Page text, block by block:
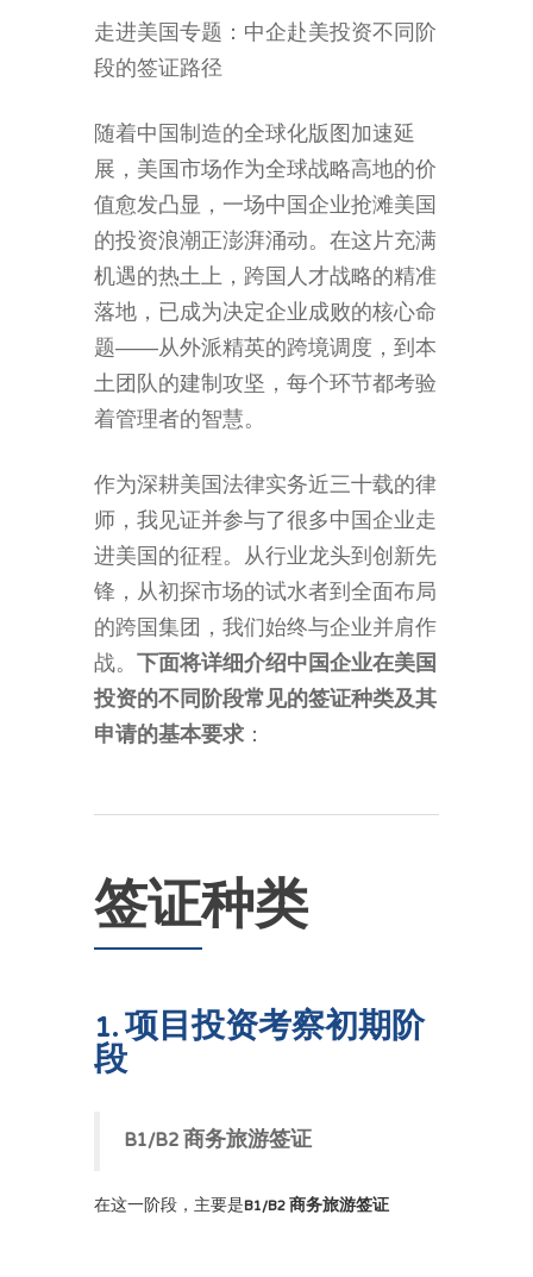
走进美国专题：中企赴美投资不同阶
段的签证路径
随着中国制造的全球化版图加速延
展，美国市场作为全球战略高地的价
值愈发凸显，一场中国企业抢滩美国
的投资浪潮正澎湃涌动。在这片充满
机遇的热土上，跨国人才战略的精准
落地，已成为决定企业成败的核心命
题——从外派精英的跨境调度，到本
土团队的建制攻坚，每个环节都考验
着管理者的智慧。
作为深耕美国法律实务近三十载的律
师，我见证并参与了很多中国企业走
进美国的征程。从行业龙头到创新先
锋，从初探市场的试水者到全面布局
的跨国集团，我们始终与企业并肩作
战。 下面将详细介绍中国企业在美国
投资的不同阶段常见的签证种类及其
申请的基本要求 ：
签证种类
1. 项目投资考察初期阶
段
B1/B2 商务旅游签证
在这一阶段，主要是B1/B2 商务旅游签证